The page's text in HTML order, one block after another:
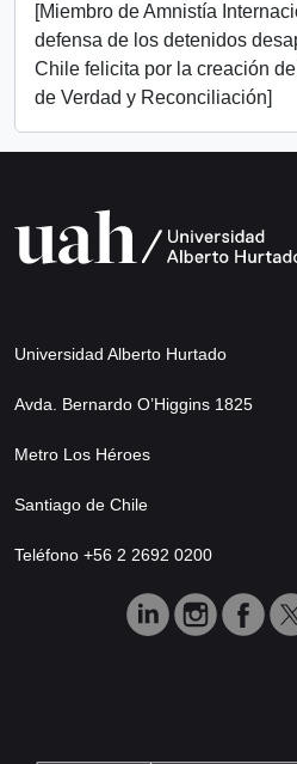
[Miembro de Amnistía
defensa de los detenidos
Chile felicita por la creación
de Verdad y Reconciliación]
Universidad Alberto Hurtado
Avda. Bernardo O’Higgins 1825
Metro Los Héroes
Santiago de Chile
Teléfono +56 2 2692 0200